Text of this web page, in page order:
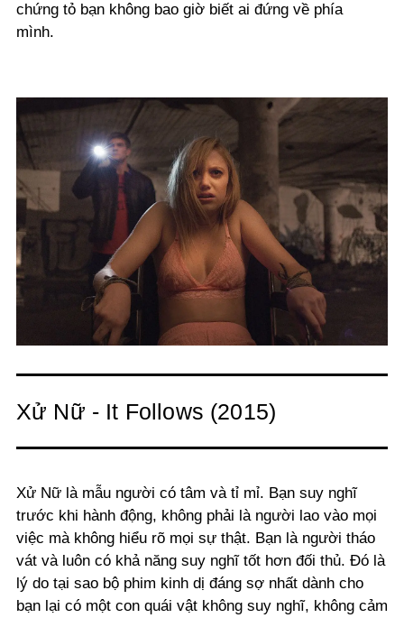
chứng tỏ bạn không bao giờ biết ai đứng về phía
mình.
Xử Nữ - It Follows (2015)
Xử Nữ là mẫu người có tâm và tỉ mỉ. Bạn suy nghĩ
trước khi hành động, không phải là người lao vào mọi
việc mà không hiểu rõ mọi sự thật. Bạn là người tháo
vát và luôn có khả năng suy nghĩ tốt hơn đối thủ. Đó là
lý do tại sao bộ phim kinh dị đáng sợ nhất dành cho
bạn lại có một con quái vật không suy nghĩ, không cảm